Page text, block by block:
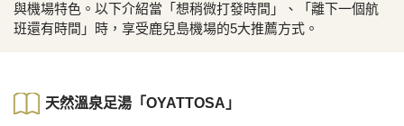
與機場特色。以下介紹當「想稍微打發時間」、「離下一個航
班還有時間」時，享受鹿兒島機場的5大推薦方式。
天然溫泉足湯「OYATTOSA」